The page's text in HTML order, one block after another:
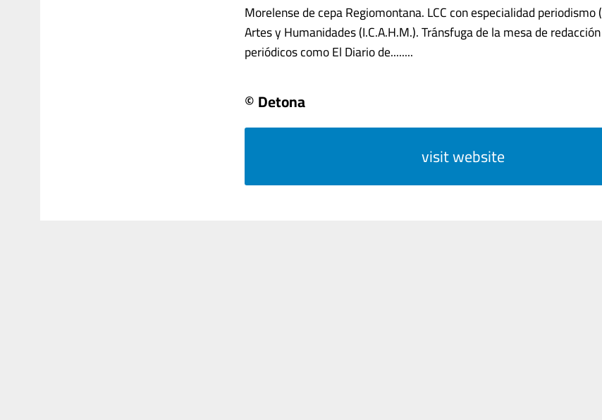
Morelense de cepa Regiomontana. LCC con especialidad periodismo
Artes y Humanidades (I.C.A.H.M.). Tránsfuga de la mesa de
periódicos como El Diario de........
© Detona
visit website